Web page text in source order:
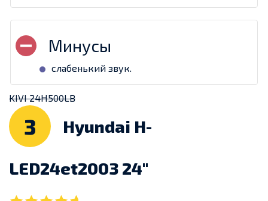
слабенький звук.
KIVI 24H500LB
3 Hyundai H-
LED24et2003 24″